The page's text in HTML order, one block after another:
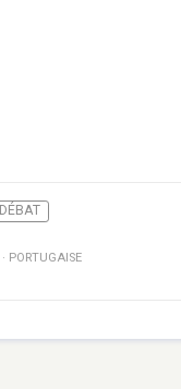
DÉBAT
· PORTUGAISE